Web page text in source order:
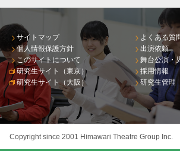
サイトマップ
個人情報保護方針
このサイトについて
研究生サイト（東京）
研究生サイト（大阪）
よくある質
出演依頼
舞台公演・
採用情報
研究生管理
Copyright since 2001 Himawari Theatre Group Inc.